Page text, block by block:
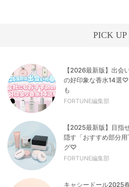
PICK UP
【2026最新版】出会
の好印象な香水14選
も
FORTUNE編集部
【2025最新版】目指
隠す「おすすめ部分
グ♡
FORTUNE編集部
キャシードール2025